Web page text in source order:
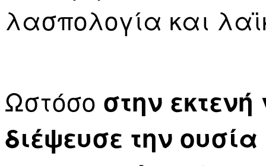
λασπολογία και
Ωστόσο στην
διέψευσε την